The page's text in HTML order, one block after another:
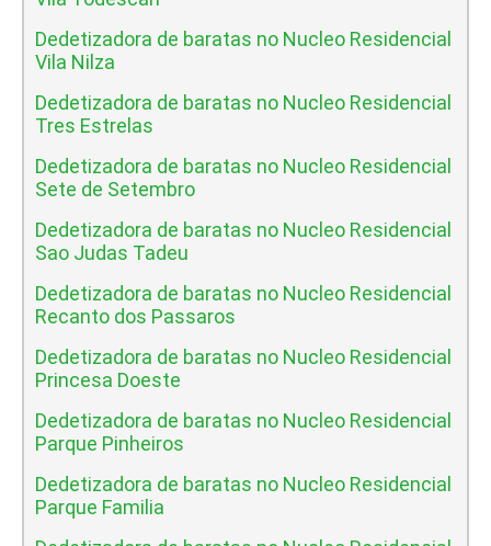
Dedetizadora de baratas no Nucleo Residencial
Vila Nilza
Dedetizadora de baratas no Nucleo Residencial
Tres Estrelas
Dedetizadora de baratas no Nucleo Residencial
Sete de Setembro
Dedetizadora de baratas no Nucleo Residencial
Sao Judas Tadeu
Dedetizadora de baratas no Nucleo Residencial
Recanto dos Passaros
Dedetizadora de baratas no Nucleo Residencial
Princesa Doeste
Dedetizadora de baratas no Nucleo Residencial
Parque Pinheiros
Dedetizadora de baratas no Nucleo Residencial
Parque Familia